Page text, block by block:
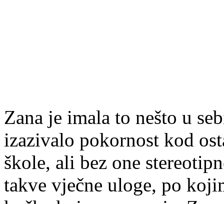
Zana je imala to nešto u
izazivalo pokornost kod
škole, ali bez one
takve vječne uloge, po